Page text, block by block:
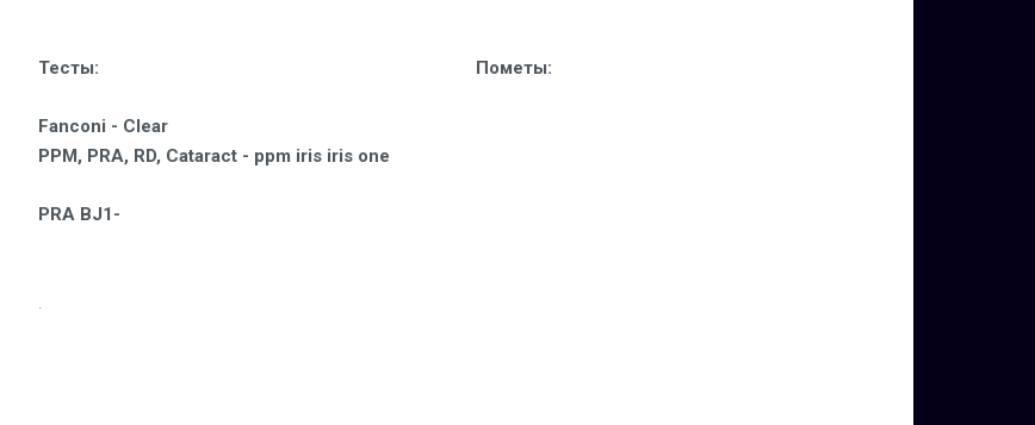
Тесты:
Fanconi - Clear
PPM, PRA, RD, Cataract - ppm iris iris one
PRA BJ1-
.
Пометы: